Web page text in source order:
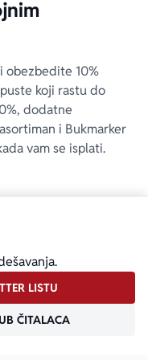
obezbedite 10%
koji rastu do
dodatne
i Bukmarker
vam se isplati.
LISTU
ČITALACA